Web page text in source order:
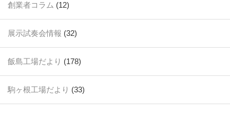
創業者コラム (12)
展示試奏会情報 (32)
飯島工場だより (178)
駒ヶ根工場だより (33)